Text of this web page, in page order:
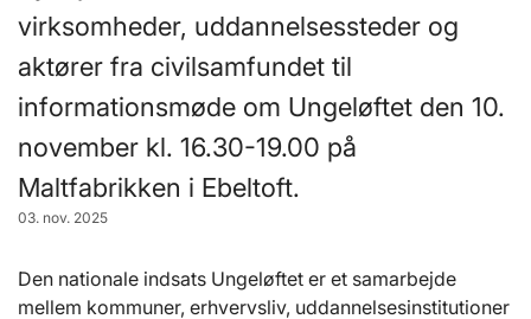
virksomheder, uddannelsessteder og
aktører fra civilsamfundet til
informationsmøde om Ungeløftet den 10.
november kl. 16.30-19.00 på
Maltfabrikken i Ebeltoft.
03. nov. 2025
Den nationale indsats Ungeløftet er et samarbejde
mellem kommuner, erhvervsliv, uddannelsesinstitutioner